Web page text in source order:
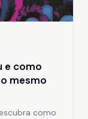
e como
mesmo
como